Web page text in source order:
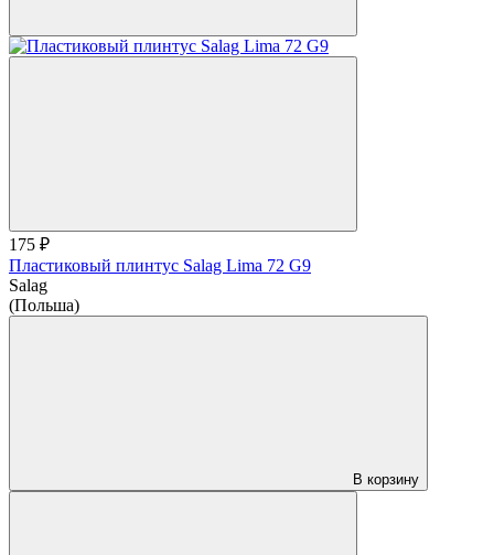
175 ₽
Пластиковый плинтус Salag Lima 72 G9
Salag
(Польша)
В корзину